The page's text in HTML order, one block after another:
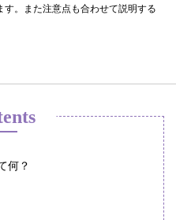
。また注意点も合わせて説明する
何？